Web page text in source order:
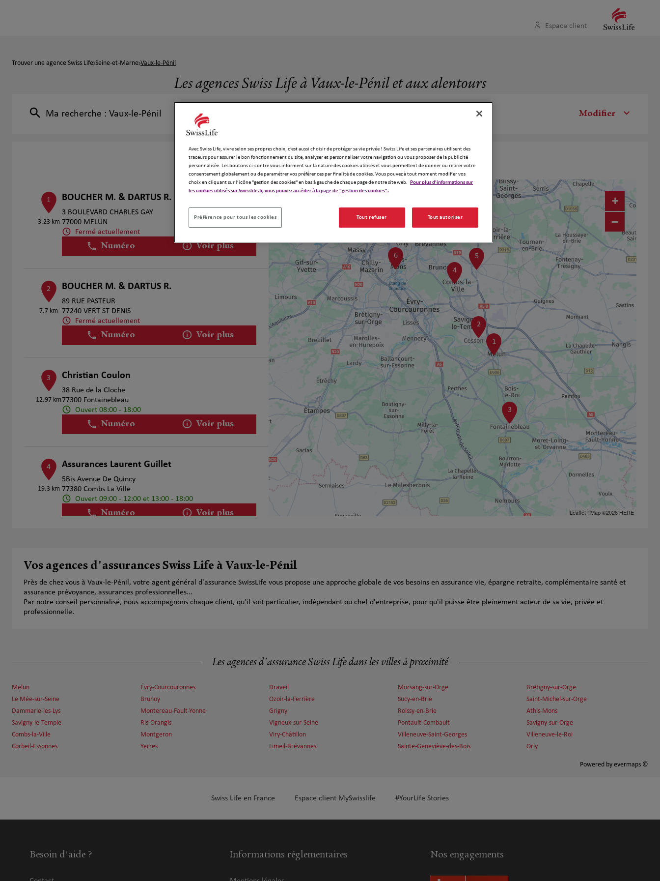
Espace client
Trouver une agence Swiss Life Seine-et-Marne Vaux-le-Pénil
Les agences Swiss Life à Vaux-le-Pénil et aux alentours
Ma recherche : Vaux-le-Pénil Modifier
6 agences Swiss Life à Vaux-le-Pénil
1
3.23 km
BOUCHER M. & DARTUS R.
3 BOULEVARD CHARLES GAY
77000 MELUN
Fermé actuellement
Numéro Voir plus
2
7.7 km
BOUCHER M. & DARTUS R.
89 RUE PASTEUR
77240 VERT ST DENIS
Fermé actuellement
Numéro Voir plus
3
12.97 km
Christian Coulon
38 Rue de la Cloche
77300 Fontainebleau
Ouvert 08:00 - 18:00
Numéro Voir plus
4
19.3 km
Assurances Laurent Guillet
5Bis Avenue De Quincy
77380 Combs La Ville
Ouvert 09:00 - 12:00 et 13:00 - 18:00
Numéro Voir plus
19.78 km
9 Rue Du Marche
77170 Brie Comte Robert
Ouvert 08:00 - 18:00
Numéro Voir plus
6
5
4
3
2
1
+
−
Leaflet| Map ©2026 HERE
Vos agences d'assurances Swiss Life à Vaux-le-Pénil
Près de chez vous à Vaux-le-Pénil, votre agent général d'assurance SwissLife vous propose une approche globale de vos besoins en assurance vie, épargne retraite, complémentaire santé et
assurance prévoyance, assurances professionnelles...
Par notre conseil personnalisé, nous accompagnons chaque client, qu'il soit particulier, indépendant ou chef d'entreprise, pour qu'il puisse être pleinement acteur de sa vie, privée et
professionnelle.
Les agences d'assurance Swiss Life dans les villes à proximité
Melun
Le Mée-sur-Seine
Dammarie-les-Lys
Savigny-le-Temple
Combs-la-Ville
Corbeil-Essonnes
Évry-Courcouronnes
Brunoy
Montereau-Fault-Yonne
Ris-Orangis
Montgeron
Yerres
Draveil
Ozoir-la-Ferrière
Grigny
Vigneux-sur-Seine
Viry-Châtillon
Limeil-Brévannes
Morsang-sur-Orge
Sucy-en-Brie
Roissy-en-Brie
Pontault-Combault
Villeneuve-Saint-Georges
Sainte-Geneviève-des-Bois
Brétigny-sur-Orge
Saint-Michel-sur-Orge
Athis-Mons
Savigny-sur-Orge
Villeneuve-le-Roi
Orly
Powered by evermaps ©
Swiss Life en France Espace client MySwisslife #YourLife Stories
Besoin d'aide ? Informations réglementaires Nos engagements
Avec Swiss Life, vivre selon ses propres choix, c’est aussi choisir de protéger sa vie privée ! Swiss Life et ses partenaires utilisent des
traceurs pour assurer le bon fonctionnement du site, analyser et personnaliser votre navigation ou vous proposer de la publicité
personnalisée. Les boutons ci-contre vous informent sur la nature des cookies utilisés et vous permettent de donner ou retirer votre
consentement globalement ou de paramétrer vos préférences par finalité de cookies. Vous pouvez à tout moment modifier vos
choix en cliquant sur l’icône "gestion des cookies" en bas à gauche de chaque page de notre site web. Pour plus d'informations sur
les cookies utilisés sur Swisslife.fr, vous pouvez accéder à la page de "gestion des cookies".
Préférence pour tous les cookies Tout refuser Tout autoriser